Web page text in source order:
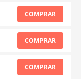
COMPRAR
COMPRAR
COMPRAR